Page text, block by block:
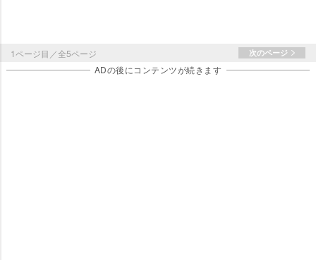
1ページ目／全5ページ 次のページ
ADの後にコンテンツが続きます